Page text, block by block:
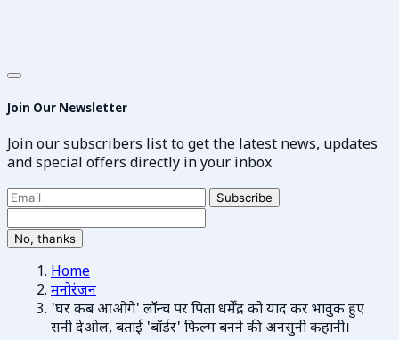
Join Our Newsletter
Join our subscribers list to get the latest news, updates
and special offers directly in your inbox
Subscribe
No, thanks
Home
मनोरंजन
'घर कब आओगे' लॉन्च पर पिता धर्मेंद्र को याद कर भावुक हुए
सनी देओल, बताई 'बॉर्डर' फिल्म बनने की अनसुनी कहानी।